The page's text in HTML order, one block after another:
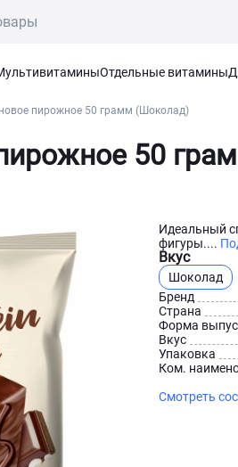
Отдельные витамины
пирожное 50 грамм (Шоколад)
50
Идеальный
фигуры....
Вкус
Шоколад
Бренд
Страна
Форма
Вкус
Упаковка
Ком.
Смотреть